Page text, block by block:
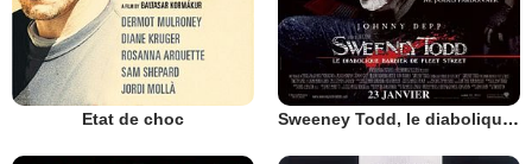
Etat de choc Sweeney Todd, le diabolique barbier de Fleet Street